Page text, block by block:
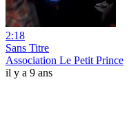
2:18
Sans Titre
Association Le Petit Prince
il y a 9 ans